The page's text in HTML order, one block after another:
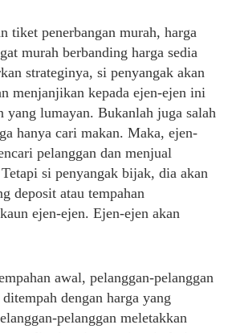
tiket penerbangan murah, harga
murah berbanding harga sedia
strateginya, si penyangak akan
menjanjikan kepada ejen-ejen ini
yang lumayan. Bukanlah juga salah
hanya cari makan. Maka, ejen-
pelanggan dan menjual
si penyangak bijak, dia akan
deposit atau tempahan
ejen-ejen. Ejen-ejen akan
awal, pelanggan-pelanggan
dengan harga yang
pelanggan meletakkan